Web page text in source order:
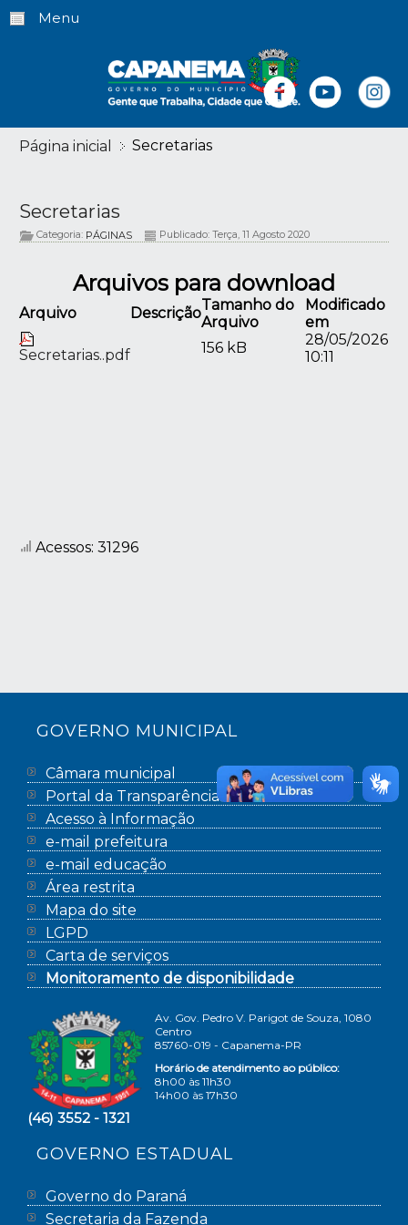
Menu
Página inicial Secretarias
Secretarias
Categoria: PÁGINAS Publicado: Terça, 11 Agosto 2020
Arquivos para download
Arquivo DescriçãoTamanho do
Arquivo
Modificado
em
Secretarias..pdf
156 kB
28/05/2026
10:11
Acessos: 31296
GOVERNO MUNICIPAL
Câmara municipal
Portal da Transparência
Acesso à Informação
e-mail prefeitura
e-mail educação
Área restrita
Mapa do site
LGPD
Carta de serviços
Monitoramento de disponibilidade
Av. Gov. Pedro V. Parigot de Souza, 1080
Centro
85760-019 - Capanema-PR
Horário de atendimento ao público:
8h00 às 11h30
14h00 às 17h30
(46) 3552 - 1321
GOVERNO ESTADUAL
Governo do Paraná
Secretaria da Fazenda